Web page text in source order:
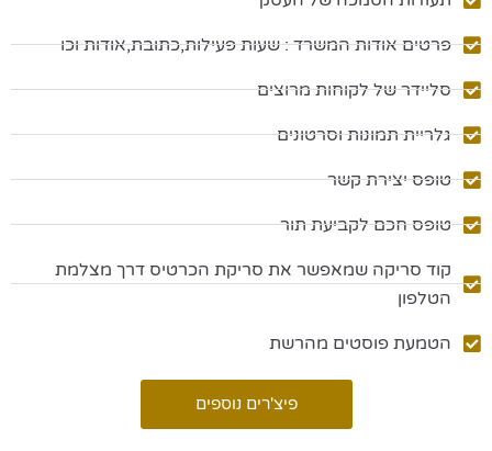
פרטים אודות המשרד : שעות פעילות,כתובת,אודות וכו
סליידר של לקוחות מרוצים
גלריית תמונות וסרטונים
טופס יצירת קשר
טופס חכם לקביעת תור
קוד סריקה שמאפשר את סריקת הכרטיס דרך מצלמת
הטלפון
הטמעת פוסטים מהרשת
פיצ'רים נוספים